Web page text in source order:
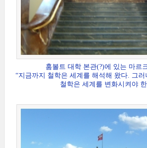
훔볼트 대학 본관(?)에 있는 마르
“지금까지 철학은 세계를 해석해 왔다. 그러
철학은 세계를 변화시켜야